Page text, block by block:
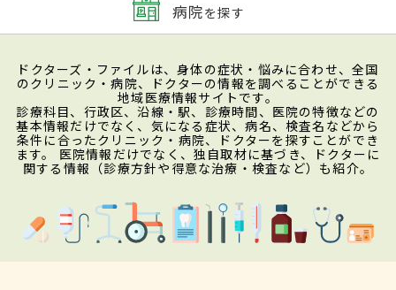
病院を探す
ドクターズ・ファイルは、身体の症状・悩みに合わせ、全国
のクリニック・病院、ドクターの情報を調べることができる
地域医療情報サイトです。
診療科目、行政区、沿線・駅、診療時間、医院の特徴などの
基本情報だけでなく、気になる症状、病名、検査名などから
条件に合ったクリニック・病院、ドクターを探すことができ
ます。 医院情報だけでなく、独自取材に基づき、ドクターに
関する情報（診療方針や得意な治療・検査など）も紹介。